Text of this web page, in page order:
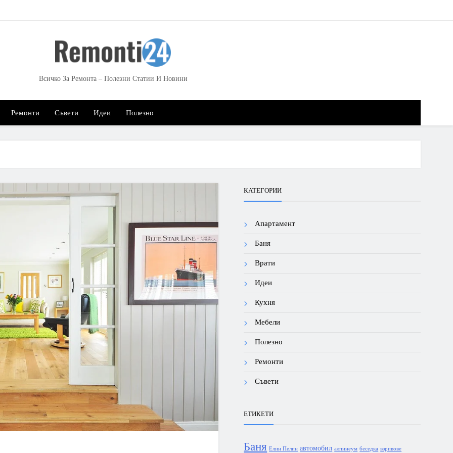
Всичко За Ремонта – Полезни Статии И Новини
Ремонти Съвети Идеи Полезно
КАТЕГОРИИ
Апартамент
Баня
Врати
Идеи
Кухня
Мебели
Полезно
Ремонти
Съвети
ЕТИКЕТИ
Баня Елин Пелин автомобил алпинеум беседка взривове